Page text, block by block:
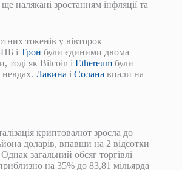
налякані зростанням інфляції та
токенів у вівторок
і Трон були єдиними двома
тоді як Bitcoin і Ethereum були
Лавина і Солана впали на
криптовалют зросла до
доларів, впавши на 2 відсотки
загальний обсяг торгівлі
на 35% до 83,81 мільярда